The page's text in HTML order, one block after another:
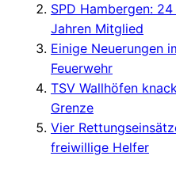
SPD Hambergen:
Jahren Mitglied
Einige Neuerungen
Feuerwehr
TSV Wallhöfen
Grenze
Vier
freiwillige Helfer